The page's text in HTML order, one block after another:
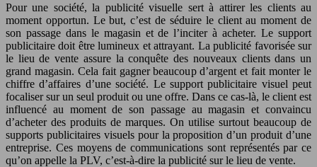
Pour une société, la publicité visuelle sert à attirer les clients au
moment opportun. Le but, c’est de séduire le client au moment de
son passage dans le magasin et de l’inciter à acheter. Le support
publicitaire doit être lumineux et attrayant. La publicité favorisée sur
le lieu de vente assure la conquête des nouveaux clients dans un
grand magasin. Cela fait gagner beaucoup d’argent et fait monter le
chiffre d’affaires d’une société. Le support publicitaire visuel peut
focaliser sur un seul produit ou une offre. Dans ce cas-là, le client est
influencé au moment de son passage au magasin et convaincu
d’acheter des produits de marques. On utilise surtout beaucoup de
supports publicitaires visuels pour la proposition d’un produit d’une
entreprise. Ces moyens de communications sont représentés par ce
qu’on appelle la PLV, c’est-à-dire la publicité sur le lieu de vente.